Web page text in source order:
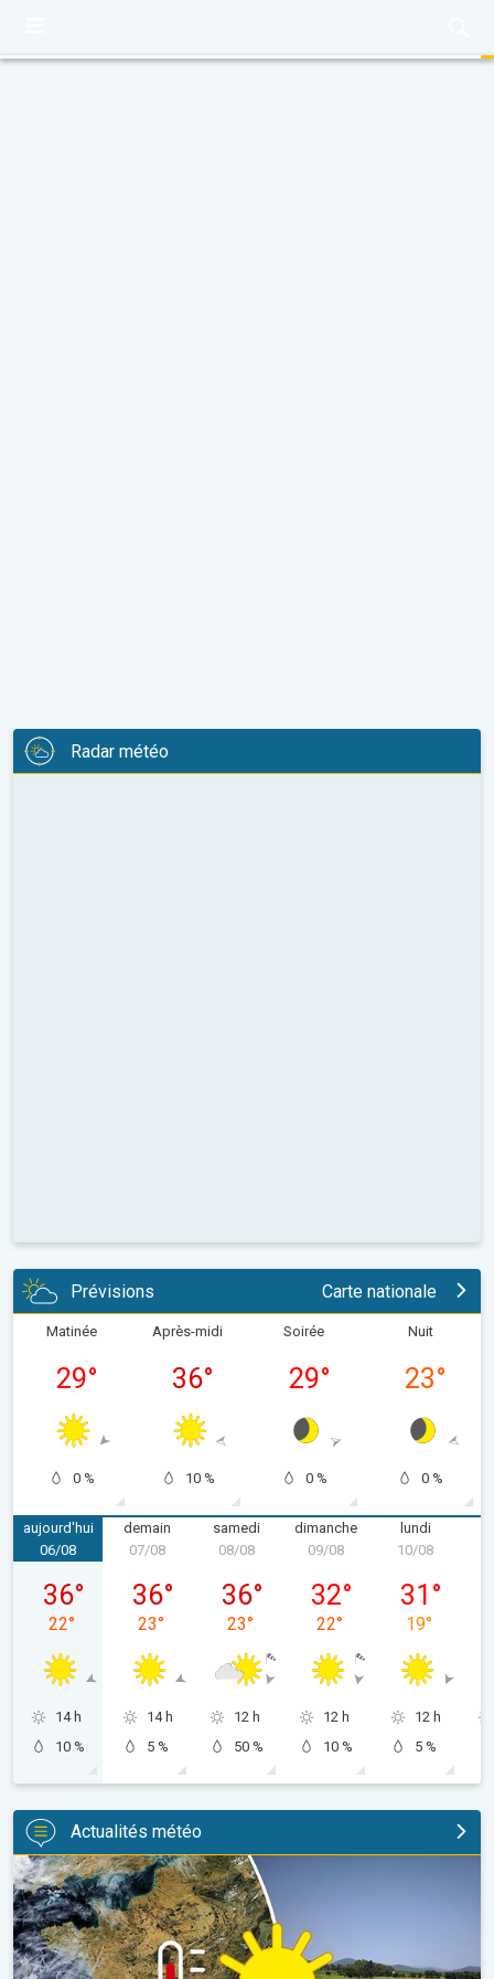
Radar météo
Prévisions Carte nationale
Matinée
29°
0 %
Après-midi
36°
10 %
Soirée
29°
0 %
Nuit
23°
0 %
aujourd'hui
jeudi 06/08
06/08
36°
22°
14 h
10 %
demain
vendredi 07/08
07/08
36°
23°
14 h
5 %
samedi
samedi 08/08
08/08
36°
23°
12 h
50 %
dimanche
dimanche 09/08
09/08
32°
22°
12 h
10 %
lundi
lundi 10/08
10/08
31 °
19°
12 h
5 %
Actualités météo
Une sécheresse record en France. Absence notable de pluie. .